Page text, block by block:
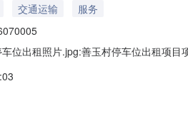
交通运输
服务
位出租照片.jpg:善玉村停车位出租项
86668017）产权信息乡镇（街道）